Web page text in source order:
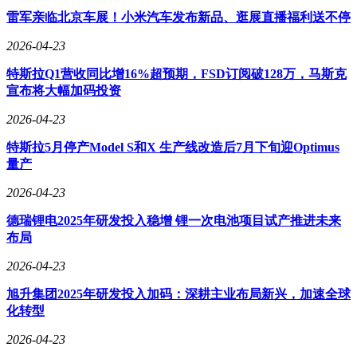
雷军亲临北京车展！小米汽车发布新品、逛展直播福利送不停
2026-04-23
特斯拉Q1营收同比增16%超预期，FSD订阅破128万，马斯克
宣布将大幅加码投资
2026-04-23
特斯拉5月停产Model S和X 生产线改造后7月下旬迎Optimus
量产
2026-04-23
德瑞锂电2025年研发投入稳增 锂一次电池项目试产推进未来
布局
2026-04-23
旭升集团2025年研发投入加码：深耕主业布局新兴，加速全球
化转型
2026-04-23